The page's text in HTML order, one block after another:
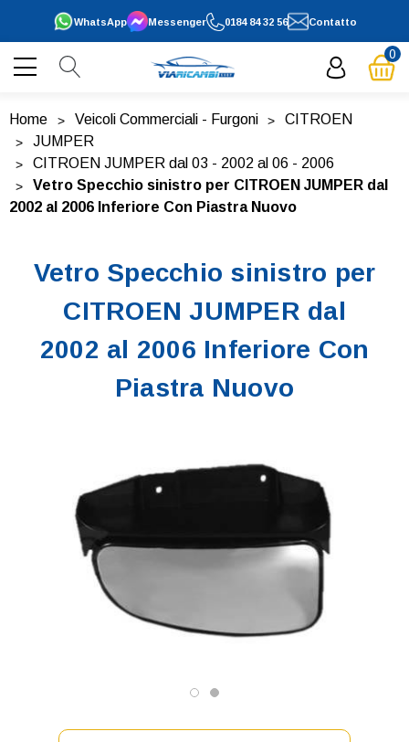
0184 84 32 56
WhatsApp Contatto
Messenger
0
Home Veicoli Commerciali - Furgoni
CITROEN
JUMPER
CITROEN JUMPER dal 03 - 2002 al 06 - 2006
Vetro Specchio sinistro per CITROEN JUMPER dal
2002 al 2006 Inferiore Con Piastra Nuovo
Vetro Specchio sinistro per
CITROEN JUMPER dal
2002 al 2006 Inferiore Con
Piastra Nuovo